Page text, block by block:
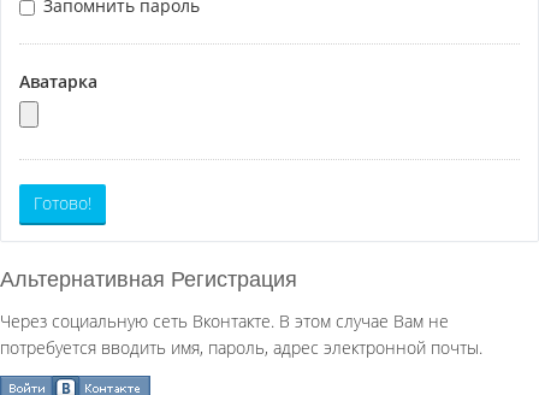
Запомнить пароль
Аватарка
Готово!
Альтернативная Регистрация
Через социальную сеть Вконтакте. В этом случае Вам не
потребуется вводить имя, пароль, адрес электронной почты.